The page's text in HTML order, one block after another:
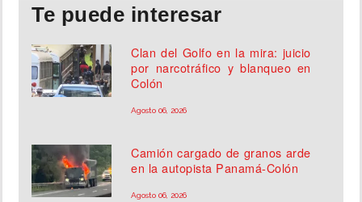
Te puede interesar
Clan del Golfo en la mira: juicio
por narcotráfico y blanqueo en
Colón
Agosto 06, 2026
Camión cargado de granos arde
en la autopista Panamá-Colón
Agosto 06, 2026